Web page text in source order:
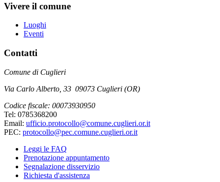
Vivere il comune
Luoghi
Eventi
Contatti
Comune di Cuglieri
Via Carlo Alberto, 33 09073 Cuglieri (OR)
Codice fiscale: 00073930950
Tel: 0785368200
Email: ufficio.protocollo@comune.cuglieri.or.it
PEC: protocollo@pec.comune.cuglieri.or.it
Leggi le FAQ
Prenotazione appuntamento
Segnalazione disservizio
Richiesta d'assistenza